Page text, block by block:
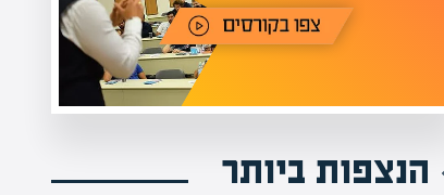
הנצפות ביותר